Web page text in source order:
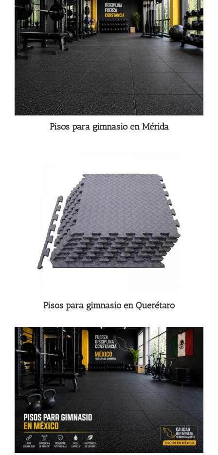
Pisos para gimnasio en Mérida
Pisos para gimnasio en Querétaro